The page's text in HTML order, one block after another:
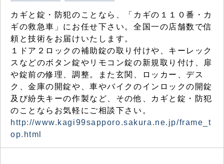
カギと錠・防犯のことなら、「カギの１１０番・カ
ギの救急車」にお任せ下さい。全国一の店舗数で信
頼と技術をお届けいたします。
１ドア２ロックの補助錠の取り付けや、キーレック
スなどのボタン錠やリモコン錠の新規取り付け、扉
や錠前の修理、調整。また玄関、ロッカー、デス
ク、金庫の開錠や、車やバイクのインロックの開錠
及び紛失キーの作製など、その他、カギと錠・防犯
のことならお気軽にご相談下さい。
http://www.kagi99sapporo.sakura.ne.jp/frame_t
op.html